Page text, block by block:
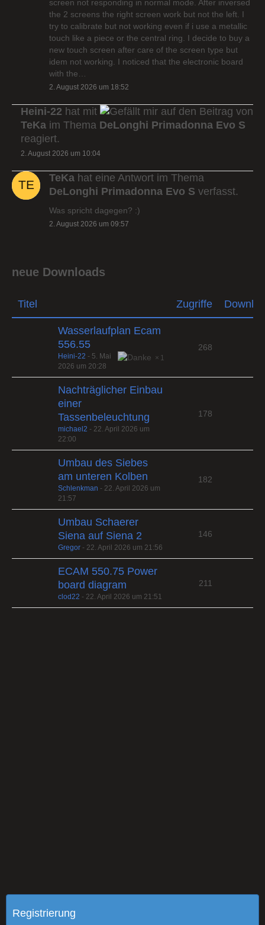
screen not responding in normal mode. After inversed
the 2 screens the right screen work but not the left. I
try to calibrate but not working even if i use a metallic
touch like a piece or the central ring. I decide to buy a
new touch screen after care of the screen type but
idem not working. I noticed that the electronic board
with the…
2. August 2026 um 18:52
Heini-22 hat mit
auf den Beitrag von
TeKa im Thema DeLonghi Primadonna Evo S
reagiert.
2. August 2026 um 10:04
TeKa hat eine Antwort im Thema
DeLonghi Primadonna Evo S verfasst.
Was spricht dagegen? :)
2. August 2026 um 09:57
neue Downloads
Titel Zugriffe
Wasserlaufplan Ecam
556.55
1
Heini-22 - 5. Mai
2026 um 20:28
268
Nachträglicher Einbau
einer
Tassenbeleuchtung
michael2 - 22. April 2026 um
22:00
178
Umbau des Siebes
am unteren Kolben
Schlenkman - 22. April 2026 um
21:57
182
Umbau Schaerer
Siena auf Siena 2
Gregor - 22. April 2026 um 21:56
146
ECAM 550.75 Power
board diagram
clod22 - 22. April 2026 um 21:51
211
Registrierung